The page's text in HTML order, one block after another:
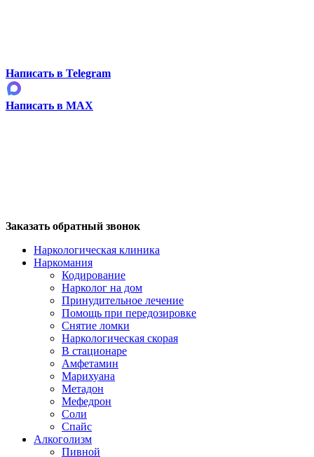
Написать в Telegram
Написать в MAX
Заказать обратный звонок
Наркологическая клиника
Наркомания
Кодирование
Нарколог на дом
Принудительное лечение
Помощь при передозировке
Снятие ломки
Наркологическая скорая
В стационаре
Амфетамин
Марихуана
Метадон
Мефедрон
Соли
Спайс
Алкоголизм
Пивной